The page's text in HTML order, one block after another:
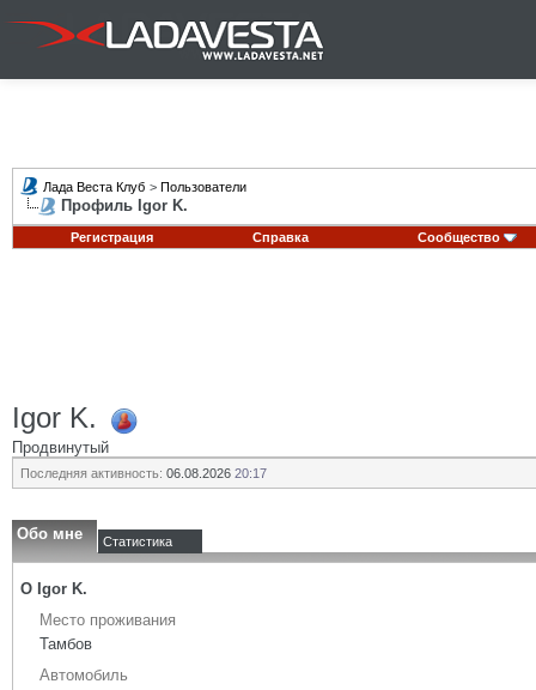
Лада Веста Клуб > Пользователи
Профиль Igor K.
Регистрация Справка Сообщество
Igor K.
Продвинутый
Последняя активность: 06.08.2026 20:17
Обо мне Статистика
О Igor K.
Место проживания
Тамбов
Автомобиль